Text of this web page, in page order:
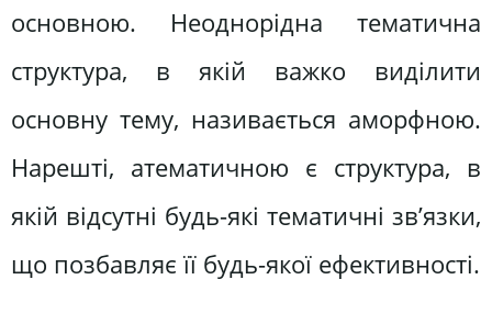
основною. Неоднорідна тематична
структура, в якій важко виділити
основну тему, називається аморфною.
Нарешті, атематичною є структура, в
якій відсутні будь-які тематичні зв’язки,
що позбавляє її будь-якої ефективності.